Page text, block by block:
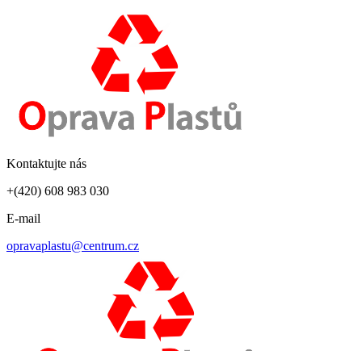
Kontaktujte nás
+(420) 608 983 030
E-mail
opravaplastu@centrum.cz